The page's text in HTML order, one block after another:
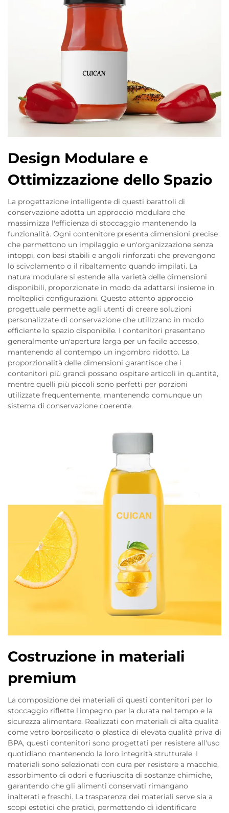
Design Modulare e
Ottimizzazione dello Spazio
La progettazione intelligente di questi barattoli di
conservazione adotta un approccio modulare che
massimizza l'efficienza di stoccaggio mantenendo la
funzionalità. Ogni contenitore presenta dimensioni precise
che permettono un impilaggio e un'organizzazione senza
intoppi, con basi stabili e angoli rinforzati che prevengono
lo scivolamento o il ribaltamento quando impilati. La
natura modulare si estende alla varietà delle dimensioni
disponibili, proporzionate in modo da adattarsi insieme in
molteplici configurazioni. Questo attento approccio
progettuale permette agli utenti di creare soluzioni
personalizzate di conservazione che utilizzano in modo
efficiente lo spazio disponibile. I contenitori presentano
generalmente un'apertura larga per un facile accesso,
mantenendo al contempo un ingombro ridotto. La
proporzionalità delle dimensioni garantisce che i
contenitori più grandi possano ospitare articoli in quantità,
mentre quelli più piccoli sono perfetti per porzioni
utilizzate frequentemente, mantenendo comunque un
sistema di conservazione coerente.
Costruzione in materiali
premium
La composizione dei materiali di questi contenitori per lo
stoccaggio riflette l'impegno per la durata nel tempo e la
sicurezza alimentare. Realizzati con materiali di alta qualità
come vetro borosilicato o plastica di elevata qualità priva di
BPA, questi contenitori sono progettati per resistere all'uso
quotidiano mantenendo la loro integrità strutturale. I
materiali sono selezionati con cura per resistere a macchie,
assorbimento di odori e fuoriuscita di sostanze chimiche,
garantendo che gli alimenti conservati rimangano
inalterati e freschi. La trasparenza dei materiali serve sia a
scopi estetici che pratici, permettendo di identificare